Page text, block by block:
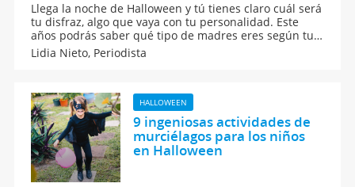
Llega la noche de Halloween y tú tienes claro cuál será
tu disfraz, algo que vaya con tu personalidad. Este
años podrás saber qué tipo de madres eres según tu
disfraz de Halloween. Y es que los personajes de
Halloween y las mamás tienen muchas cosas en
Lidia Nieto, Periodista
HALLOWEEN
9 ingeniosas actividades de
murciélagos para los niños
en Halloween